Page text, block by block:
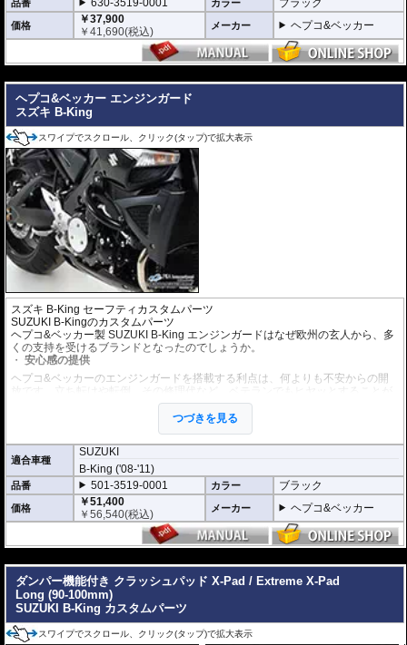
る移設キット(オプション)もあります。
品番 カラー
価格
￥37,900
￥41,690(税込) メーカー ヘプコ&ベッカー
ヘプコ&ベッカー エンジンガード
スズキ B-King
スワイプでスクロール、クリック(タップ)で拡大表示
スズキ B-King セーフティカスタムパーツ
SUZUKI B-Kingのカスタムパーツ
ヘプコ&ベッカー製 SUZUKI B-King エンジンガードはなぜ欧州の玄人から、多
くの支持を受けるブランドとなったのでしょうか。
安心感の提供
ヘプコ&ベッカーのエンジンガードを搭載する利点は、何よりも不安からの開
放です。立ち転けや転倒、その修理代など、ベテランでもヒヤッとすることが
ヘプコ&ベッカーではツーリングを心から楽しむことを目指し、製品を開発、
高い安全性
万が一の有事から車体を守ります。直接のダメージを防ぐだけでなく、衝撃を
多点に分散し、全体的にダメージを少なくする効果が期待できます。
地面と車体の間への足の挟み込みなども防ぐことも大事な機能です。
品質の差別化
ヘプコ&ベッカーのエンジンガードにはパイプ内部に性質の異なる特殊強化パ
肉厚スチールの加工が施されている車両接合ポイントはトライ&エラーより導
きだされた耐衝撃性に優れた構造です。
また多点支持や、パイプのつなぎ方も差し込みタイプとすることで、充分な強
度を確保。
これらのこだわりを元に、各所にツーリングライフの向上に貢献できるよう工
夫が施されています。
つづきを見る
適合車種
SUZUKI
B-King ('08-'11)
品番 501-3519-0001 カラー ブラック
価格
￥51,400
￥56,540(税込) メーカー ヘプコ&ベッカー
ダンパー機能付き クラッシュパッド X-Pad / Extreme X-Pad
Long (90-100mm)
SUZUKI B-King カスタムパーツ
スワイプでスクロール、クリック(タップ)で拡大表示